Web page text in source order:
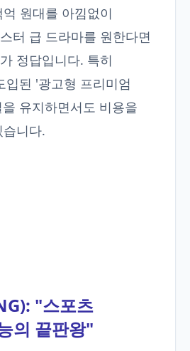
원대를 아낌없이
터 급 드라마를 원한다면
정답입니다. 특히
입된 '광고형 프리미엄
유지하면서도 비용을
니다.
"스포츠
의 끝판왕"